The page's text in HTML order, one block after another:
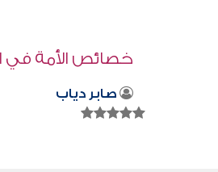
قراءة صوتية
محمد العريفي